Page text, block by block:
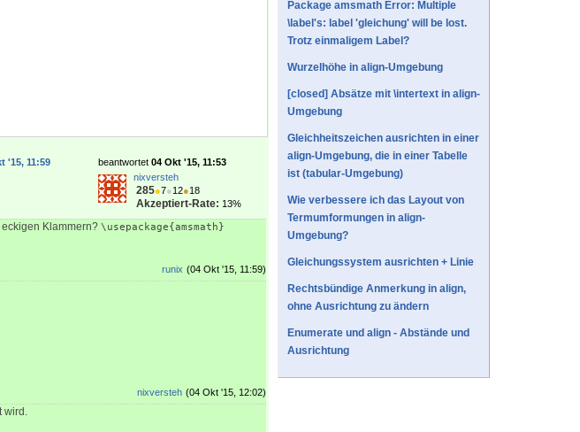
beantwortet 04 Okt '15, 11:53
nixversteh
285●7●12●18
Akzeptiert-Rate: 13%
'15, 11:59
Klammern? \usepackage{amsmath}
(04 Okt '15, 11:59)
runix
(04 Okt '15, 12:02)
nixversteh
wird.
Package amsmath Error: Multiple
\label's: label 'gleichung' will be lost.
Trotz einmaligem Label?
Wurzelhöhe in align-Umgebung
[closed] Absätze mit \intertext in align-
Umgebung
Gleichheitszeichen ausrichten in einer
align-Umgebung, die in einer Tabelle
ist (tabular-Umgebung)
Wie verbessere ich das Layout von
Termumformungen in align-
Umgebung?
Gleichungssystem ausrichten + Linie
Rechtsbündige Anmerkung in align,
ohne Ausrichtung zu ändern
Enumerate und align - Abstände und
Ausrichtung